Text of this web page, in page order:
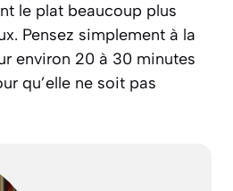
le plat beaucoup plus
Pensez simplement à la
environ 20 à 30 minutes
qu’elle ne soit pas